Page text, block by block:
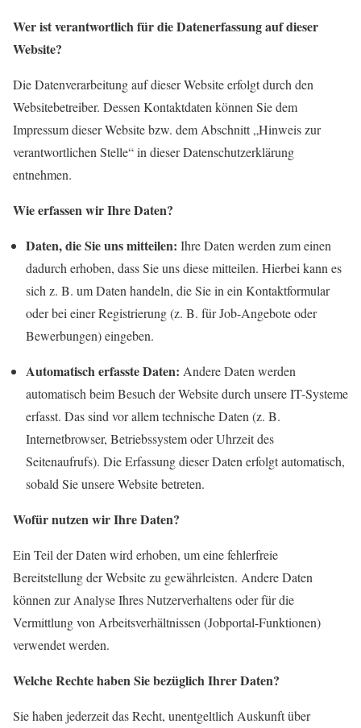
Wer ist verantwortlich für die Datenerfassung auf dieser
Website?
Die Datenverarbeitung auf dieser Website erfolgt durch den
Websitebetreiber. Dessen Kontaktdaten können Sie dem
Impressum dieser Website bzw. dem Abschnitt „Hinweis zur
verantwortlichen Stelle“ in dieser Datenschutzerklärung
entnehmen.
Wie erfassen wir Ihre Daten?
Daten, die Sie uns mitteilen: Ihre Daten werden zum einen
dadurch erhoben, dass Sie uns diese mitteilen. Hierbei kann es
sich z. B. um Daten handeln, die Sie in ein Kontaktformular
oder bei einer Registrierung (z. B. für Job-Angebote oder
Bewerbungen) eingeben.
Automatisch erfasste Daten: Andere Daten werden
automatisch beim Besuch der Website durch unsere IT-Systeme
erfasst. Das sind vor allem technische Daten (z. B.
Internetbrowser, Betriebssystemoder Uhrzeit des
Seitenaufrufs). Die Erfassung dieser Daten erfolgt automatisch,
sobald Sie unsere Website betreten.
Wofür nutzen wir Ihre Daten?
Ein Teil der Daten wird erhoben, um eine fehlerfreie
Bereitstellungder Website zu gewährleisten. Andere Daten
können zur Analyse Ihres Nutzerverhaltens oder für die
Vermittlung von Arbeitsverhältnissen (Jobportal-Funktionen)
verwendet werden.
Welche Rechte haben Sie bezüglich Ihrer Daten?
Sie haben jederzeit das Recht, unentgeltlich Auskunft über